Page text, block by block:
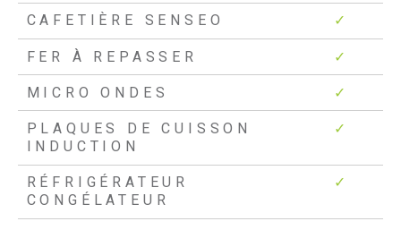
CAFETIÈRE SENSEO ✓
FER À REPASSER ✓
MICRO ONDES ✓
PLAQUES DE CUISSON
INDUCTION
✓
RÉFRIGÉRATEUR
CONGÉLATEUR
✓